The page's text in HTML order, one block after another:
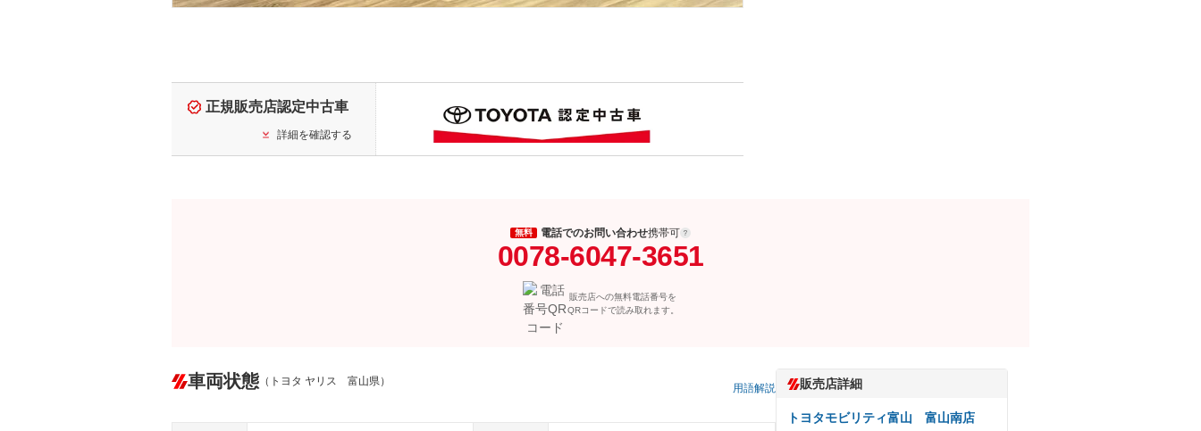
正規販売店認定中古車
詳細を確認する
無料 電話でのお問い合わせ携帯可
0078-6047-3651
販売店への無料電話番号を
QRコードで読み取れます。
車両状態 （トヨタ ヤリス 富山県）
用語解説 販売店詳細
トヨタモビリティ富山 富山南店